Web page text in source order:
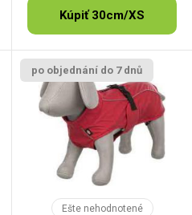
Kúpiť 30cm/XS
po objednání do 7 dnů
Ešte nehodnotené